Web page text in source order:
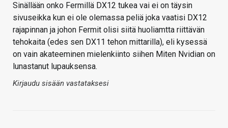
Sinällään onko Fermillä DX12 tukea vai ei on täysin
sivuseikka kun ei ole olemassa peliä joka vaatisi DX12
rajapinnan ja johon Fermit olisi siitä huoliamtta riittävän
tehokaita (edes sen DX11 tehon mittarilla), eli kysessä
on vain akateeminen mielenkiinto siihen Miten Nvidian on
lunastanut lupauksensa.
Kirjaudu sisään vastataksesi